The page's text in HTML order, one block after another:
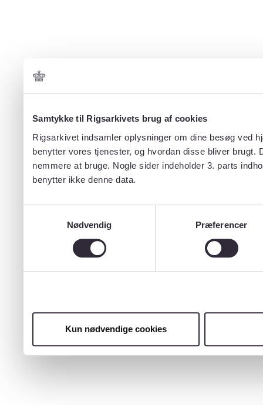
Samtykke til Rigsarkivets brug af cookies
Rigsarkivet indsamler oplysninger om dine besøg ved
benytter vores tjenester, og hvordan disse bliver
nemmere at bruge. Nogle sider indeholder 3. parts
benytter ikke denne data.
Nødvendig
Præferencer
Kun nødvendige cookies